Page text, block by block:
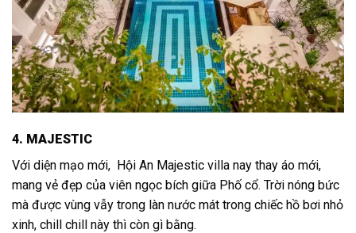
4. MAJESTIC
Với diện mạo mới, Hội An Majestic villa nay thay áo mới,
mang vẻ đẹp của viên ngọc bích giữa Phố cổ. Trời nóng bức
mà được vùng vẫy trong làn nước mát trong chiếc hồ bơi nhỏ
xinh, chill chill này thì còn gì bằng.